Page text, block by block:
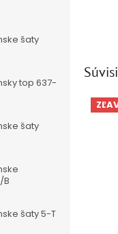
šaty
top 637-
šaty
B
šaty 5-T